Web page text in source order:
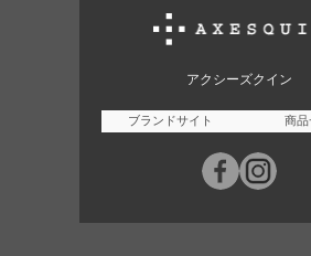
アクシーズクイン
ブランドサイト 商